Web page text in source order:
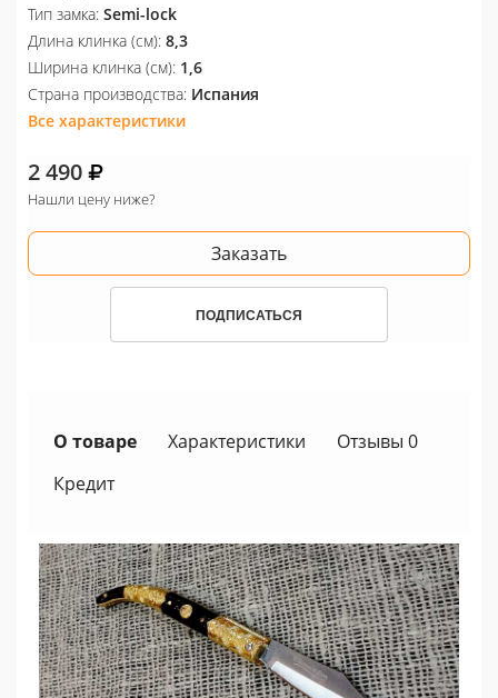
Тип замка: Semi-lock
Длина клинка (см): 8,3
Ширина клинка (см): 1,6
Страна производства: Испания
Все характеристики
2 490
Нашли цену ниже?
Заказать
ПОДПИСАТЬСЯ
О товаре Характеристики
Отзывы 0
Кредит